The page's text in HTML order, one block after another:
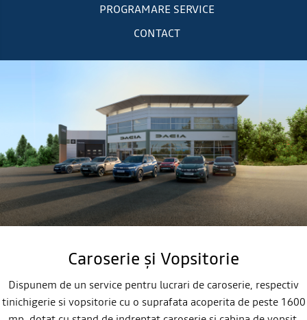
PROGRAMARE SERVICE
CONTACT
Caroserie și Vopsitorie
Dispunem de un service pentru lucrari de caroserie, respectiv
tinichigerie si vopsitorie cu o suprafata acoperita de peste 1600